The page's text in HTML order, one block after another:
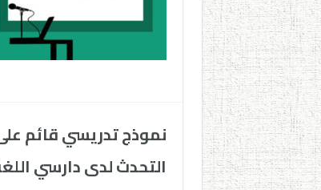
نموذج تدريسي قائم
التحدث لدى دارسي